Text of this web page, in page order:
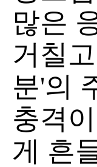
많은
거칠
분'의
충격
게 흔